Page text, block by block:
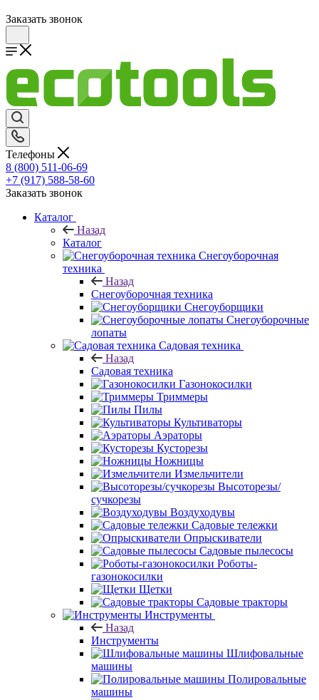
Заказать звонок
Телефоны
8 (800) 511-06-69
+7 (917) 588-58-60
Заказать звонок
Каталог
Назад
Каталог
Снегоуборочная
техника
Назад
Снегоуборочная техника
Снегоуборщики
Снегоуборочные
лопаты
Садовая техника
Назад
Садовая техника
Газонокосилки
Триммеры
Пилы
Культиваторы
Аэраторы
Кусторезы
Ножницы
Измельчители
Высоторезы/
сучкорезы
Воздуходувы
Садовые тележки
Опрыскиватели
Садовые пылесосы
Роботы-
газонокосилки
Щетки
Садовые тракторы
Инструменты
Назад
Инструменты
Шлифовальные
машины
Полировальные
машины